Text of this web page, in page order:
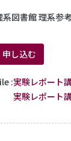
系図書館 理系参
申し込む
実験レポート
実験レポート